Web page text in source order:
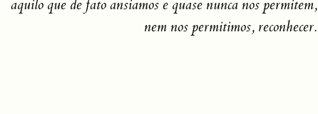
aquilo que de fato ansiamos e quase nunca nos permitem,
nem nos permitimos, reconhecer.